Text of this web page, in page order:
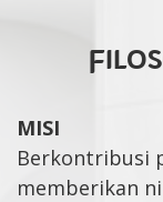
MISI
Berkontribusi
memberikan